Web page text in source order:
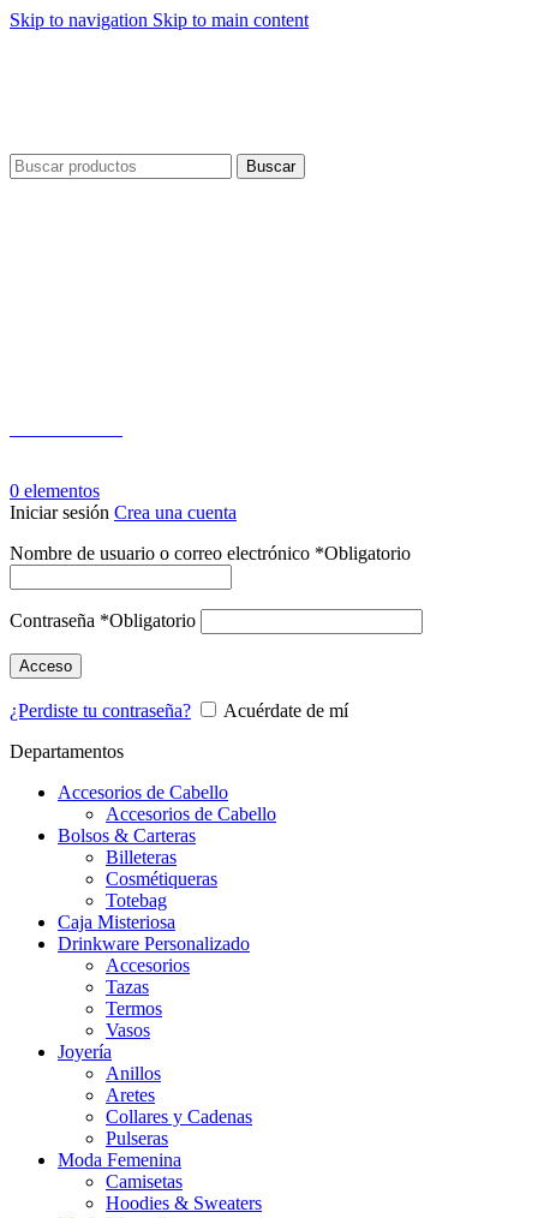
Skip to navigation Skip to main content
Buscar
0 elementos
Iniciar sesión Crea una cuenta
Nombre de usuario o correo electrónico *Obligatorio
Contraseña *Obligatorio
Acceso
¿Perdiste tu contraseña?
Acuérdate de mí
Departamentos
Accesorios de Cabello
Accesorios de Cabello
Bolsos & Carteras
Billeteras
Cosmétiqueras
Totebag
Caja Misteriosa
Drinkware Personalizado
Accesorios
Tazas
Termos
Vasos
Joyería
Anillos
Aretes
Collares y Cadenas
Pulseras
Moda Femenina
Camisetas
Hoodies & Sweaters